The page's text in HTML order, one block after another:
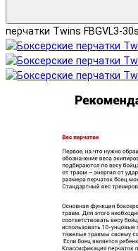
перчатки Twins FBGVL3-